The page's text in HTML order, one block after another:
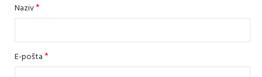
Naziv*
E-pošta*